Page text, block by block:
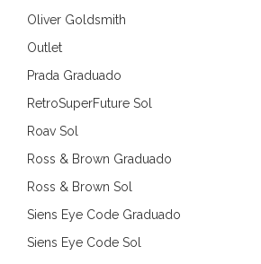
Oliver Goldsmith
Outlet
Prada Graduado
RetroSuperFuture Sol
Roav Sol
Ross & Brown Graduado
Ross & Brown Sol
Siens Eye Code Graduado
Siens Eye Code Sol